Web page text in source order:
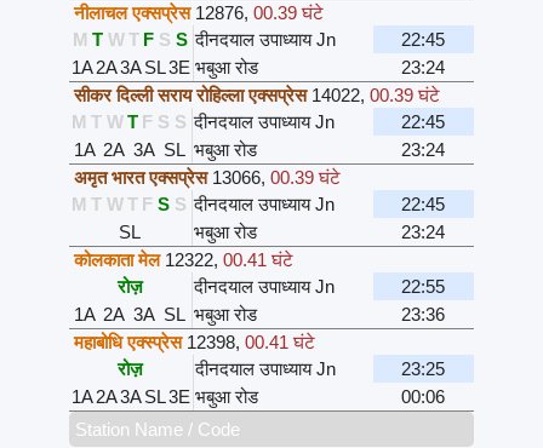
नीलाचल एक्सप्रेस 12876, 00.39 घंटे
M T W T F S S दीनदयाल उपाध्याय Jn
22:45
1A2A3ASL3E भबुआ रोड
23:24
सीकर दिल्ली सराय रोहिल्ला एक्सप्रेस 14022, 00.39 घंटे
M T W T F S S दीनदयाल उपाध्याय Jn
22:45
1A 2A 3A SL भबुआ रोड
23:24
अमृत भारत एक्सप्रेस 13066, 00.39 घंटे
M T W T F S S दीनदयाल उपाध्याय Jn
22:45
SL
भबुआ रोड
23:24
कोलकाता मेल 12322, 00.41 घंटे
रोज़
दीनदयाल उपाध्याय Jn
22:55
1A 2A 3A SL भबुआ रोड
23:36
महाबोधि एक्स्प्रेस 12398, 00.41 घंटे
रोज़
दीनदयाल उपाध्याय Jn
23:25
1A2A3ASL3E भबुआ रोड
00:06
Station Name / Code